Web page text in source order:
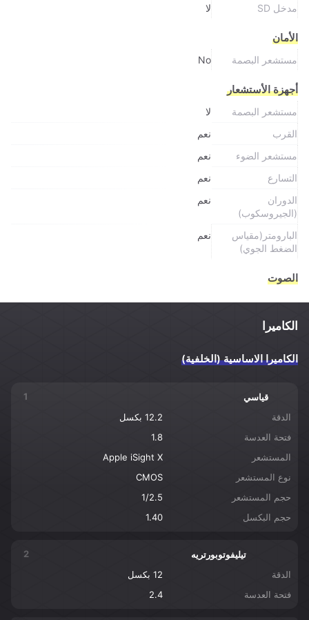
مدخل SD
لا
الأمان
مستشعر البصمة No
أجهزة الأستشعار
مستشعر البصمة
لا
القرب
نعم
مستشعر الضوء
نعم
التسارع
نعم
الدوران
(الجيروسكوب)
نعم
البارومتر(مقياس
الضغط الجوي)
نعم
الصوت
الكاميرا
الكاميرا الاساسية (الخلفية)
قياسي
1
الدقة
12.2 بكسل
فتحة العدسة
1.8
المستشعر
Apple iSight X
نوع المستشعر
CMOS
حجم المستشعر
1/2.5
حجم البكسل
1.40
تيليفوتوبورتريه
2
الدقة
12 بكسل
فتحة العدسة
2.4